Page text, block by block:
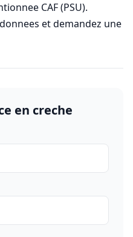
CAF (PSU).
et demandez une
en creche